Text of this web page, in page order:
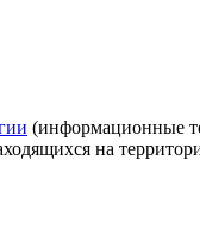
(информационные
на